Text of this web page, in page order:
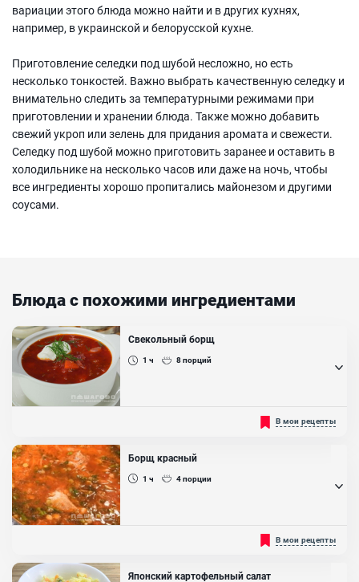
вариации этого блюда можно найти и в других кухнях,
например, в украинской и белорусской кухне.
Приготовление селедки под шубой несложно, но есть
несколько тонкостей. Важно выбрать качественную селедку и
внимательно следить за температурными режимами при
приготовлении и хранении блюда. Также можно добавить
свежий укроп или зелень для придания аромата и свежести.
Селедку под шубой можно приготовить заранее и оставить в
холодильнике на несколько часов или даже на ночь, чтобы
все ингредиенты хорошо пропитались майонезом и другими
соусами.
Блюда с похожими ингредиентами
Свекольный борщ
1 ч 8порций
Содержит большое количество свеклы, которая придает блюду
В мои рецепты
Борщ красный
1 ч 4порции
Является еще одним классическим вариантом борща....В мои рецепты
Японский картофельный салат